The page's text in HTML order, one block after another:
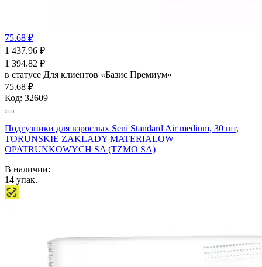
75.68 ₽
1 437.96 ₽
1 394.82 ₽
в статусе Для клиентов «Базис Премиум»
75.68 ₽
Код: 32609
Подгузники для взрослых Seni Standard Air medium, 30 шт,
TORUNSKIE ZAKLADY MATERIALOW
OPATRUNKOWYCH SA (TZMO SA)
В наличии:
14 упак.